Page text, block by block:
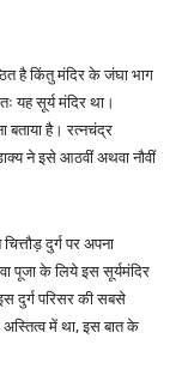
है किंतु मंदिर के जंघा भाग
यह सूर्य मंदिर था।
बताया है। रत्नचंद्र
ने इसे आठवीं अथवा नौवीं
दुर्ग पर अपना
पूजा के लिये इस सूर्यमंदिर
दुर्ग परिसर की सबसे
अस्तित्व में था, इस बात के